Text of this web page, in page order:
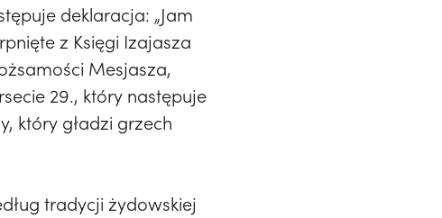
deklaracja: „Jam
z Księgi Izajasza
Mesjasza,
29., który następuje
który gładzi grzech
tradycji żydowskiej